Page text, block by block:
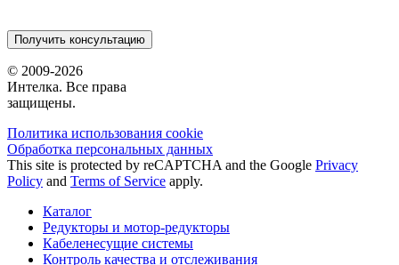
Получить консультацию
© 2009-2026
Интелка. Все права
защищены.
Политика использования сookie
Обработка персональных данных
This site is protected by reCAPTCHA and the Google Privacy
Policy and Terms of Service apply.
Каталог
Редукторы и мотор-редукторы
Кабеленесущие системы
Контроль качества и отслеживания